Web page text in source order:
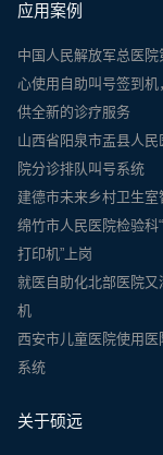
应用案例
中国人民解放军总医院
心使用自助叫号签到机
供全新的诊疗服务
山西省阳泉市盂县人民
院分诊排队叫号系统
建德市未来乡村卫生室
绵竹市人民医院检验科
打印机”上岗
就医自助化北部医院又
机
西安市儿童医院使用医
系统
关于硕远